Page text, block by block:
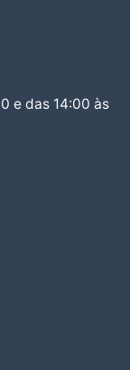
e das 14:00 às